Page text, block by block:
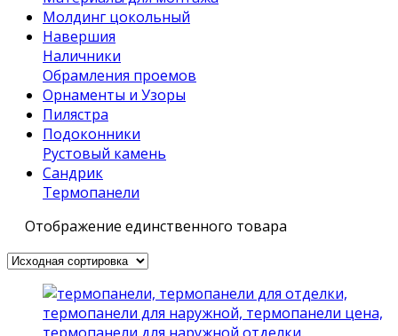
Молдинг цокольный
Навершия
Наличники
Обрамления проемов
Орнаменты и Узоры
Пилястра
Подоконники
Рустовый камень
Сандрик
Термопанели
Отображение единственного товара